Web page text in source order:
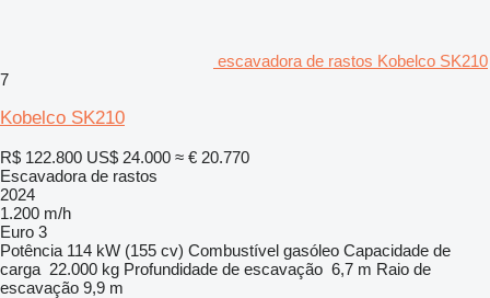
escavadora de rastos Kobelco SK210
7
Kobelco SK210
R$ 122.800 US$ 24.000 ≈ € 20.770
Escavadora de rastos
2024
1.200 m/h
Euro 3
Potência 114 kW (155 cv) Combustível gasóleo Capacidade de
carga 22.000 kg Profundidade de escavação 6,7 m Raio de
escavação 9,9 m